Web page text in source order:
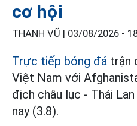
cơ hội
THANH VŨ | 03/08/2026 -
Trực tiếp bóng đá trận
Việt Nam với
địch châu lục - Thái
nay (3.8).